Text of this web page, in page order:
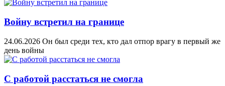
Войну встретил на границе
24.06.2026 Он был среди тех, кто дал отпор врагу в первый же
день войны
С работой расстаться не смогла